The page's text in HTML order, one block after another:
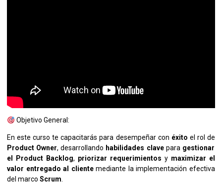
Objetivo General:
En este curso te capacitarás para desempeñar con éxito el rol de
Product Owner, desarrollando habilidades clavepara gestionar
el Product Backlog, priorizar requerimientos y maximizar el
valor entregado al clientemediante la implementación efectiva
del marco Scrum.